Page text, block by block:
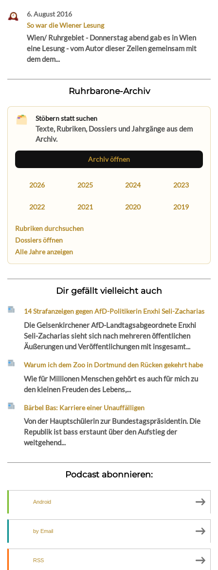
6. August 2016
So war die Wiener Lesung
Wien/ Ruhrgebiet - Donnerstag abend gab es in Wien
eine Lesung - vom Autor dieser Zeilen gemeinsam mit
dem dem...
Ruhrbarone-Archiv
Stöbern statt suchen
Texte, Rubriken, Dossiers und Jahrgänge aus dem
Archiv.
Archiv öffnen
2026 2025 2024 2023
2022 2021 2020 2019
Rubriken durchsuchen
Dossiers öffnen
Alle Jahre anzeigen
Dir gefällt vielleicht auch
14 Strafanzeigen gegen AfD-Politikerin Enxhi Seli-Zacharias
Die Gelsenkirchener AfD-Landtagsabgeordnete Enxhi
Seli-Zacharias sieht sich nach mehreren öffentlichen
Äußerungen und Veröffentlichungen mit insgesamt...
Warum ich dem Zoo in Dortmund den Rücken gekehrt habe
Wie für Millionen Menschen gehört es auch für mich zu
den kleinen Freuden des Lebens,...
Bärbel Bas: Karriere einer Unauffälligen
Von der Hauptschülerin zur Bundestagspräsidentin. Die
Republik ist bass erstaunt über den Aufstieg der
weitgehend...
Podcast abonnieren:
Android
by Email
RSS